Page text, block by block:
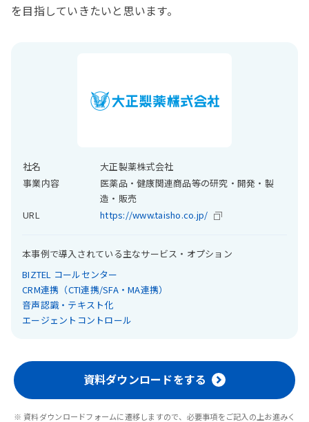
を目指していきたいと思います。
社名
大正製薬株式会社
事業内容
医薬品・健康関連商品等の研究・開発・製
造・販売
URL
https://www.taisho.co.jp/
本事例で導入されている主なサービス・オプション
BIZTEL コールセンター
CRM連携（CTI連携/SFA・MA連携）
音声認識・テキスト化
エージェントコントロール
資料ダウンロードをする
※ 資料ダウンロードフォームに遷移しますので、必要事項をご記入の上お進みく